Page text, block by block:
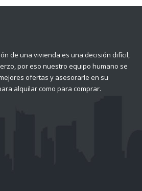
de una vivienda es una decisión difícil,
por eso nuestro equipo humano se
ofertas y asesorarle en su
alquilar como para comprar.